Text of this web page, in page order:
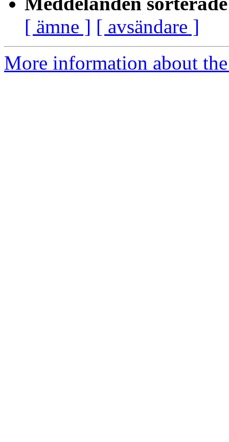
[ ämne ] [ avsändare ]
More information about